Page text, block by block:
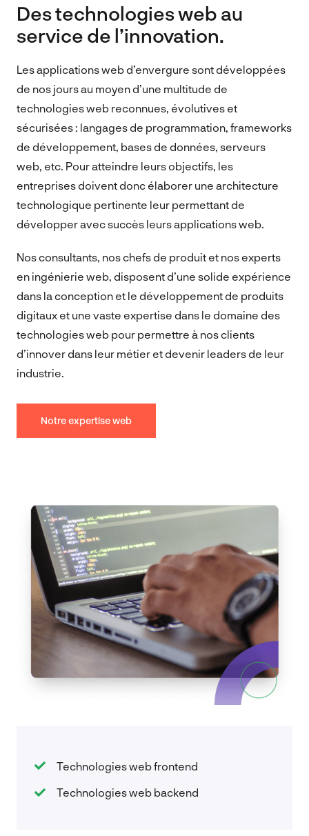
Des technologies web au
service de l’innovation.
Les applications web d’envergure sont développées
de nos jours au moyen d’une multitude de
technologies web reconnues, évolutives et
sécurisées : langages de programmation, frameworks
de développement, bases de données, serveurs
web, etc. Pour atteindre leurs objectifs, les
entreprises doivent donc élaborer une architecture
technologique pertinente leur permettant de
développer avec succès leurs applications web.
Nos consultants, nos chefs de produit et nos experts
en ingénierie web, disposent d’une solide expérience
dans la conception et le développement de produits
digitaux et une vaste expertise dans le domaine des
technologies web pour permettre à nos clients
d’innover dans leur métier et devenir leaders de leur
industrie.
Notre expertise web
Technologies web frontend
Technologies web backend